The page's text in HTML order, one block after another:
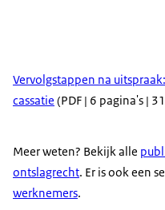
Vervolgstappen na
cassatie (PDF | 6 pagina's |
Meer weten? Bekijk alle
ontslagrecht. Er is ook een
werknemers.